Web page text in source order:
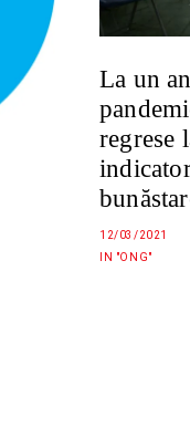
La un
regrese
12/03/2021
IN "ONG"